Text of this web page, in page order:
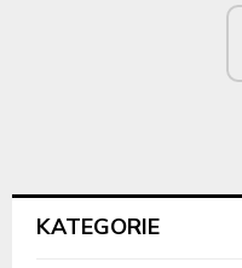
KATEGORIE